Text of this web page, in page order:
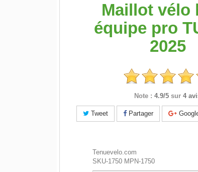
Maillot vélo
équipe pro
2025
Note : 4.9/5sur4
Tweet Partager
Tenuevelo.com
SKU-1750 MPN-1750